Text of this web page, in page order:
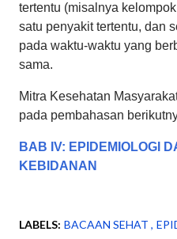
tertentu (misalnya
satu penyakit tertentu, dan
pada waktu-waktu yang
sama.
Mitra Kesehatan
pada pembahasan
BAB IV: EPIDEMIOLOGI
KEBIDANAN
LABELS: BACAAN SEHAT